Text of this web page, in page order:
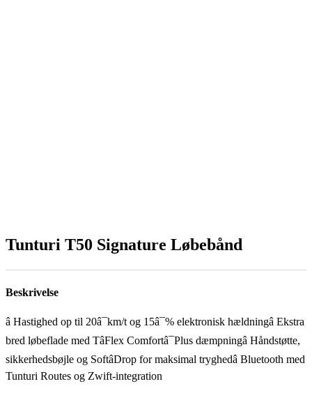
Tunturi T50 Signature Løbebånd
Beskrivelse
â Hastighed op til 20â¯km/t og 15â¯% elektronisk hældningâ Ekstra
bred løbeflade med TâFlex Comfortâ¯Plus dæmpningâ Håndstøtte,
sikkerhedsbøjle og SoftâDrop for maksimal tryghedâ Bluetooth med
Tunturi Routes og Zwift-integration